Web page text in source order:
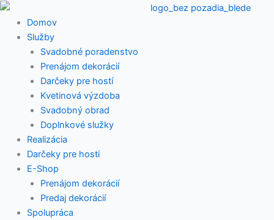
Preskočiť
obsah
Domov
Služby
Svadobné poradenstvo
Prenájom dekorácií
Darčeky pre hostí
Kvetinová výzdoba
Svadobný obrad
Doplnkové služky
Realizácia
Darčeky pre hosti
E-Shop
Prenájom dekorácií
Predaj dekorácií
Spolupráca